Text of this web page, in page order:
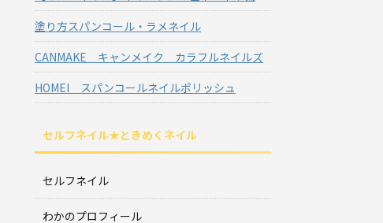
塗り方スパンコール・ラメネイル
CANMAKE キャンメイク カラフルネイルズ
HOMEI スパンコールネイルポリッシュ
セルフネイル★ときめくネイル
セルフネイル
わかのプロフィール